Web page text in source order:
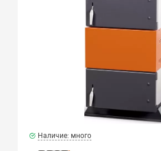
Наличие: много